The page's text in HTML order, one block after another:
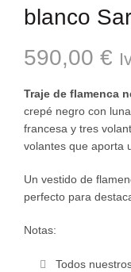
blanco
590,00 €
Traje de flamenca
crepé negro con
francesa y tres
volantes que aporta
Un vestido de
perfecto para
Notas:
Todos